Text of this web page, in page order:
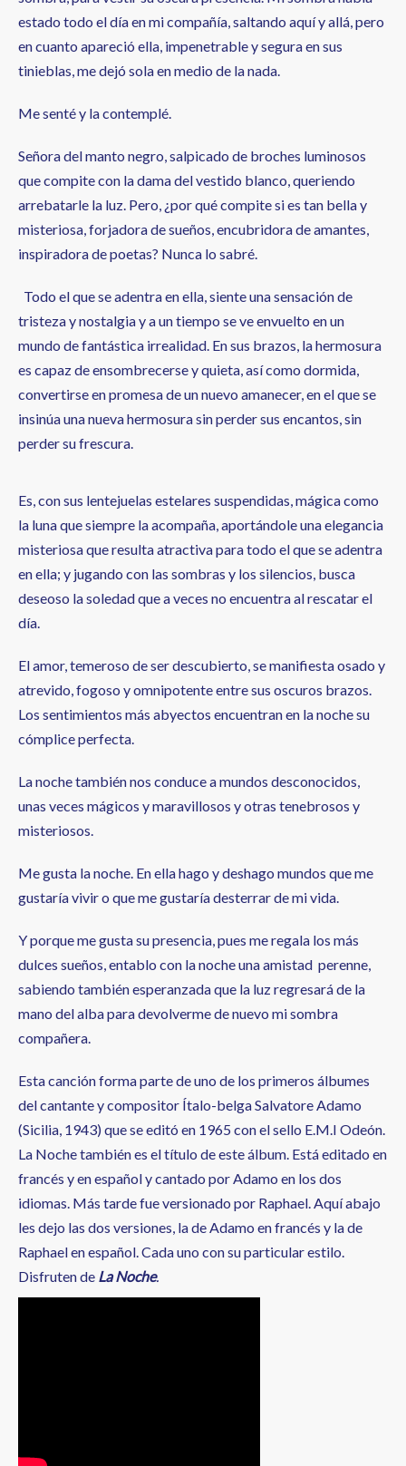
estado todo el día en mi compañía, saltando aquí y allá, pero
en cuanto apareció ella, impenetrable y segura en sus
tinieblas, me dejó sola en medio de la nada.
Me senté y la contemplé.
Señora del manto negro, salpicado de broches luminosos
que compite con la dama del vestido blanco, queriendo
arrebatarle la luz. Pero, ¿por qué compite si es tan bella y
misteriosa, forjadora de sueños, encubridora de amantes,
inspiradora de poetas? Nunca lo sabré.
Todo el que se adentra en ella, siente una sensación de
tristeza y nostalgia y a un tiempo se ve envuelto en un
mundo de fantástica irrealidad. En sus brazos, la hermosura
es capaz de ensombrecerse y quieta, así como dormida,
convertirse en promesa de un nuevo amanecer, en el que se
insinúa una nueva hermosura sin perder sus encantos, sin
perder su frescura.
Es, con sus lentejuelas estelares suspendidas, mágica como
la luna que siempre la acompaña, aportándole una elegancia
misteriosa que resulta atractiva para todo el que se adentra
en ella; y jugando con las sombras y los silencios, busca
deseoso la soledad que a veces no encuentra al rescatar el
día.
El amor, temeroso de ser descubierto, se manifiesta osado y
atrevido, fogoso y omnipotente entre sus oscuros brazos.
Los sentimientos más abyectos encuentran en la noche su
cómplice perfecta.
La noche también nos conduce a mundos desconocidos,
unas veces mágicos y maravillosos y otras tenebrosos y
misteriosos.
Me gusta la noche. En ella hago y deshago mundos que me
gustaría vivir o que me gustaría desterrar de mi vida.
Y porque me gusta su presencia, pues me regala los más
dulces sueños, entablo con la noche una amistad perenne,
sabiendo también esperanzada que la luz regresará de la
mano del alba para devolverme de nuevo mi sombra
compañera.
Esta canción forma parte de uno de los primeros álbumes
del cantante y compositor Ítalo-belga Salvatore Adamo
(Sicilia, 1943) que se editó en 1965 con el sello E.M.I Odeón.
La Noche también es el título de este álbum. Está editado en
francés y en español y cantado por Adamo en los dos
idiomas. Más tarde fue versionado por Raphael. Aquí abajo
les dejo las dos versiones, la de Adamo en francés y la de
Raphael en español. Cada uno con su particular estilo.
Disfruten de La Noche.